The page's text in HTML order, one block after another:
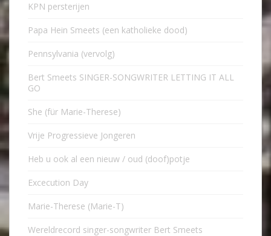
KPN persterijen
Papa Hein Smeets (een katholieke dood)
Pennsylvania (vervolg)
Bert Smeets SINGER-SONGWRITER LETTING IT ALL
GO
She (für Marie-Therese)
Vrije Progressieve Jongeren
Heb u ook al een nieuw / oud (doof)potje
Excecution Day
Marie-Therese (Marie-T)
Wereldrecord singer-songwriter Bert Smeets